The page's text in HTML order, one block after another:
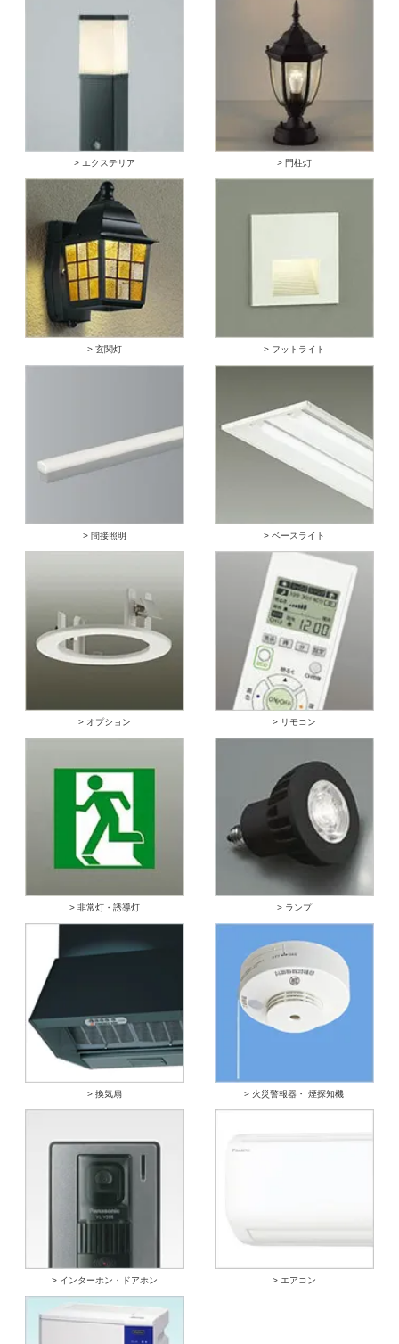
> エクステリア > 門柱灯
> 玄関灯 > フットライト
> 間接照明 > ベースライト
> オプション > リモコン
> 非常灯・誘導灯 > ランプ
> 換気扇 > 火災警報器・ 煙探知機
> インターホン・ドアホン > エアコン